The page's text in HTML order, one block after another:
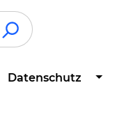
Datenschutz